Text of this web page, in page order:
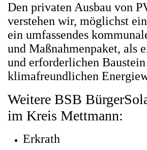
Den privaten Ausbau von
verstehen wir, möglichst
ein umfassendes
und Maßnahmenpaket, als
und erforderlichen
klimafreundlichen
Weitere BSB
im Kreis Mettmann:
Erkrath